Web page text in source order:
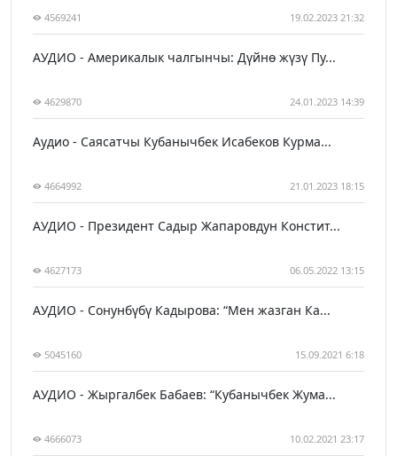
4569241 19.02.2023 21:32
АУДИО - Америкалык чалгынчы: Дүйнө жүзү Пу...
4629870 24.01.2023 14:39
Аудио - Саясатчы Кубанычбек Исабеков Курма...
4664992 21.01.2023 18:15
АУДИО - Президент Садыр Жапаровдун Констит...
4627173 06.05.2022 13:15
АУДИО - Сонунбүбү Кадырова: “Мен жазган Ка...
5045160 15.09.2021 6:18
АУДИО - Жыргалбек Бабаев: “Кубанычбек Жума...
4666073 10.02.2021 23:17